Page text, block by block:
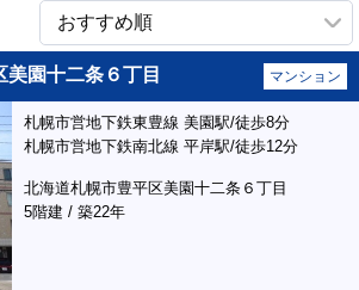
園十二条６丁目 マンション
札幌市営地下鉄東豊線 美園駅/徒歩8分
札幌市営地下鉄南北線 平岸駅/徒歩12分
北海道札幌市豊平区美園十二条６丁目
5階建 / 築22年